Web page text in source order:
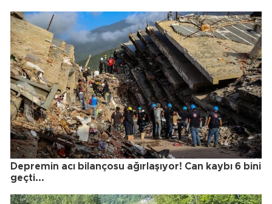
Depremin acı bilançosu ağırlaşıyor! Can kaybı 6 bini
geçti...